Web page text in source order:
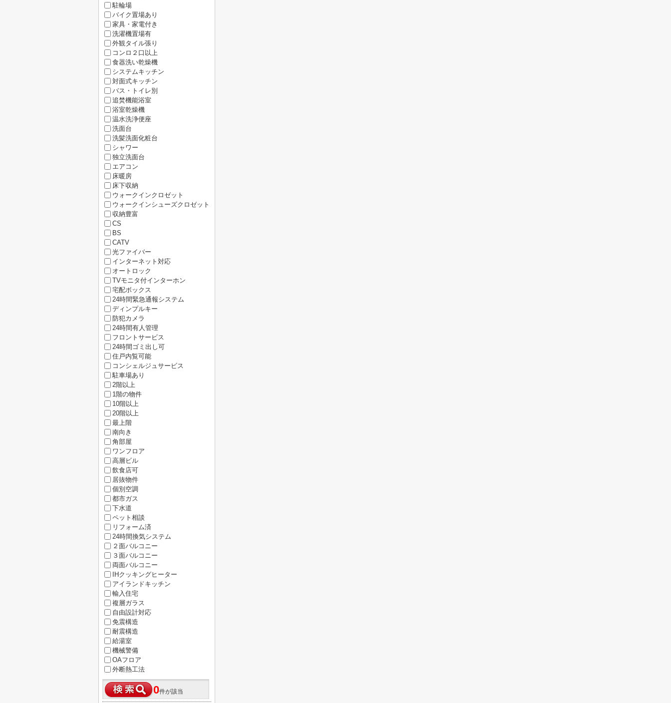
駐輪場
バイク置場あり
家具・家電付き
洗濯機置場有
外観タイル張り
コンロ２口以上
食器洗い乾燥機
システムキッチン
対面式キッチン
バス・トイレ別
追焚機能浴室
浴室乾燥機
温水洗浄便座
洗面台
洗髪洗面化粧台
シャワー
独立洗面台
エアコン
床暖房
床下収納
ウォークインクロゼット
ウォークインシューズクロゼット
収納豊富
CS
BS
CATV
光ファイバー
インターネット対応
オートロック
TVモニタ付インターホン
宅配ボックス
24時間緊急通報システム
ディンプルキー
防犯カメラ
24時間有人管理
フロントサービス
24時間ゴミ出し可
住戸内覧可能
コンシェルジュサービス
駐車場あり
2階以上
1階の物件
10階以上
20階以上
最上階
南向き
角部屋
ワンフロア
高層ビル
飲食店可
居抜物件
個別空調
都市ガス
下水道
ペット相談
リフォーム済
24時間換気システム
２面バルコニー
３面バルコニー
両面バルコニー
IHクッキングヒーター
アイランドキッチン
輸入住宅
複層ガラス
自由設計対応
免震構造
耐震構造
給湯室
機械警備
OAフロア
外断熱工法
0件が該当